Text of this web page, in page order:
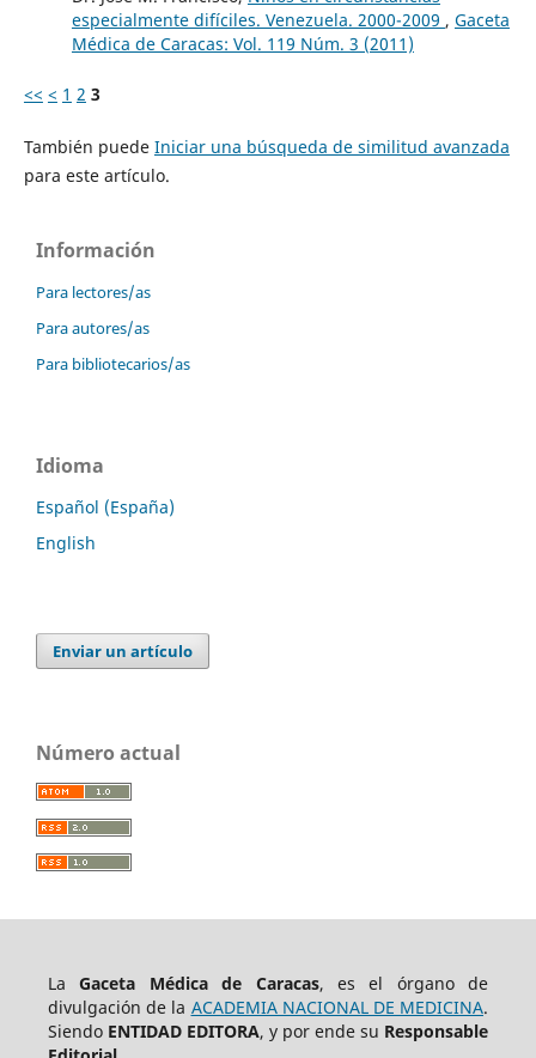
especialmente difíciles. Venezuela. 2000-2009 , Gaceta
Médica de Caracas: Vol. 119 Núm. 3 (2011)
<< < 1 2 3
También puede Iniciar una búsqueda de similitud avanzada
para este artículo.
Información
Para lectores/as
Para autores/as
Para bibliotecarios/as
Idioma
Español (España)
English
Enviar un artículo
Número actual
LaGaceta Médica de Caracas, es el órgano de
divulgación de la ACADEMIA NACIONAL DE MEDICINA.
Siendo ENTIDAD EDITORA, y por ende su Responsable